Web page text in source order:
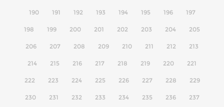
190 191 192 193 194 195 196 197
198 199 200 201 202 203 204 205
206 207 208 209 210 211 212 213
214 215 216 217 218 219 220 221
222 223 224 225 226 227 228 229
230 231 232 233 234 235 236 237